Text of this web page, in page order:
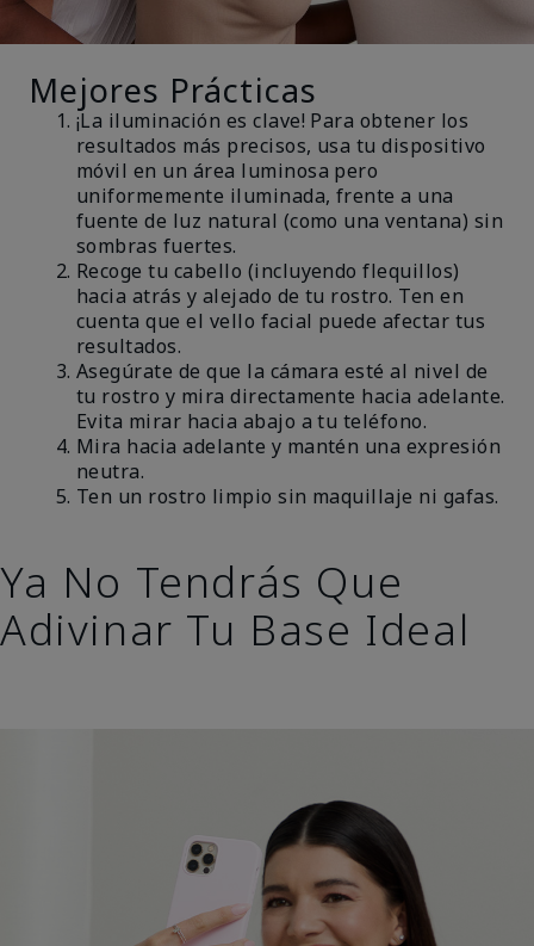
Mejores Prácticas
¡La iluminación es clave! Para obtener los
resultados más precisos, usa tu dispositivo
móvil en un área luminosa pero
uniformemente iluminada, frente a una
fuente de luz natural (como una ventana) sin
sombras fuertes.
Recoge tu cabello (incluyendo flequillos)
hacia atrás y alejado de tu rostro. Ten en
cuenta que el vello facial puede afectar tus
resultados.
Asegúrate de que la cámara esté al nivel de
tu rostro y mira directamente hacia adelante.
Evita mirar hacia abajo a tu teléfono.
Mira hacia adelante y mantén una expresión
neutra.
Ten un rostro limpio sin maquillaje ni gafas.
Ya No Tendrás Que
Adivinar Tu Base Ideal